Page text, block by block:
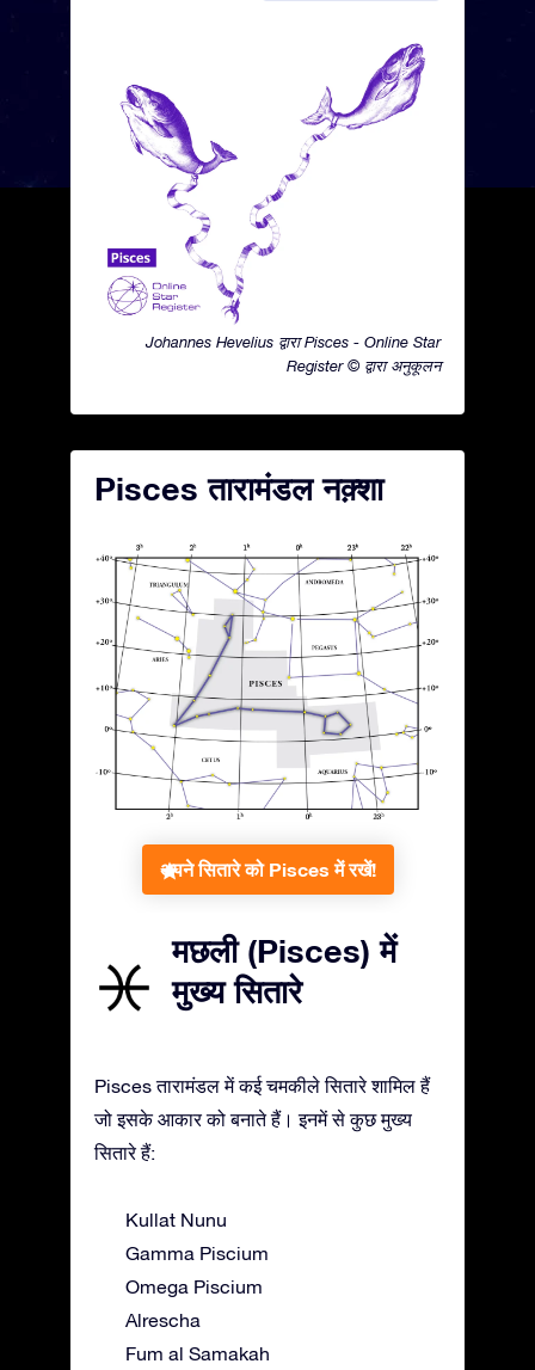
Johannes Hevelius द्वारा Pisces - Online Star
Register © द्वारा अनुकूलन
Pisces तारामंडल नक़्शा
अपने सितारे को Pisces में रखें!
मछली (Pisces) में
मुख्य सितारे
Pisces तारामंडल में कई चमकीले सितारे शामिल हैं
जो इसके आकार को बनाते हैं। इनमें से कुछ मुख्य
सितारे हैं:
Kullat Nunu
Gamma Piscium
Omega Piscium
Alrescha
Fum al Samakah